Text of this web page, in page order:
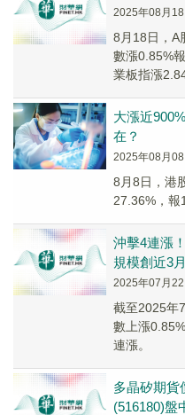
2025年08月
8月18日，A
數漲0.85%
業板指漲
大漲近
在？
2025年08月
8月8日，港
27.36%，報
沖擊4連漲
規模創近3
2025年07月
截至2025年
數上漲
連漲。
多晶矽期貨
(516180)盤